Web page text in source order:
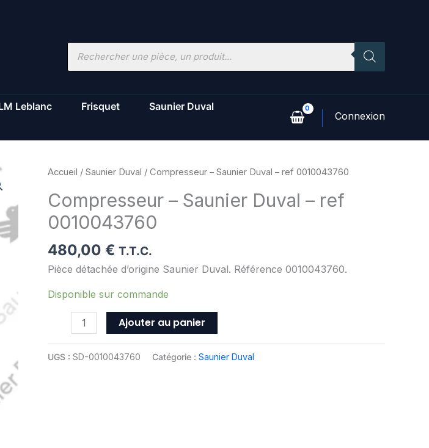
Recherche
Leblanc Frisquet
Saunier Duval
Accueil / Saunier Duval / Compresseur – Saunier Duval – ref 0010043760
Compresseur – Saunier Duval – ref
0010043760
480,00 € T.T.C.
Pièce détachée d’origine Saunier Duval. Référence 0010043760.
Disponible sur commande
quantité
Compresseur
-
Saunier
Duval
-
0010043760
Ajouter au panier
UGS : SD-0010043760 Catégorie : Saunier Duval